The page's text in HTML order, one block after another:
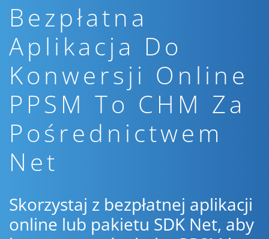
Bezpłatna
Aplikacja Do
Konwersji Online
PPSM To CHM Za
Pośrednictwem
Net
Skorzystaj z bezpłatnej aplikacji
online lub pakietu SDK Net, aby